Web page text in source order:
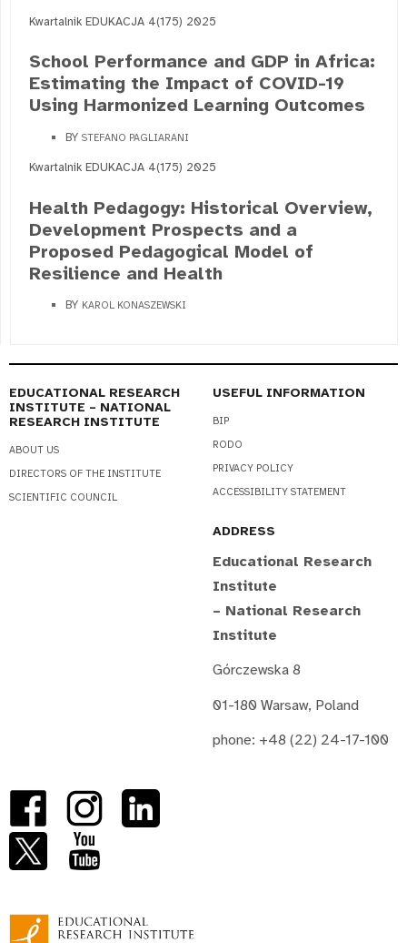
Kwartalnik EDUKACJA 4(175) 2025
School Performance and GDP in Africa:
Estimating the Impact of COVID-19
Using Harmonized Learning Outcomes
BY STEFANO PAGLIARANI
Kwartalnik EDUKACJA 4(175) 2025
Health Pedagogy: Historical Overview,
Development Prospects and a
Proposed Pedagogical Model of
Resilience and Health
BY KAROL KONASZEWSKI
EDUCATIONAL RESEARCH
INSTITUTE – NATIONAL
RESEARCH INSTITUTE
ABOUT US
DIRECTORS OF THE INSTITUTE
SCIENTIFIC COUNCIL
USEFUL INFORMATION
BIP
RODO
PRIVACY POLICY
ACCESSIBILITY STATEMENT
ADDRESS
Educational Research
Institute
– National Research
Institute
Górczewska 8
01-180 Warsaw, Poland
phone: +48 (22) 24-17-100